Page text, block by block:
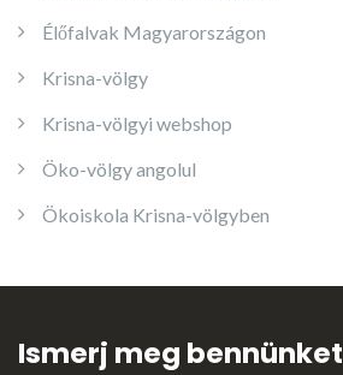
Élőfalvak Magyarországon
Krisna-völgy
Krisna-völgyi webshop
Öko-völgy angolul
Ökoiskola Krisna-völgyben
Ismerj meg bennünket